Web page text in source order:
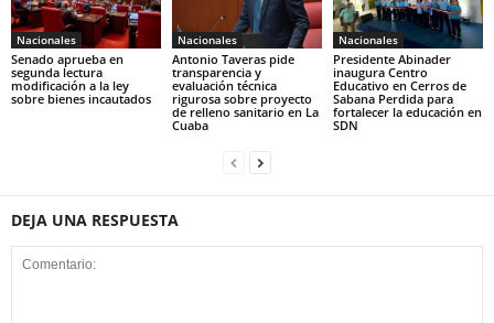
Nacionales
Senado aprueba en
segunda lectura
modificación a la ley
sobre bienes incautados
Nacionales
Antonio Taveras pide
transparencia y
evaluación técnica
rigurosa sobre proyecto
de relleno sanitario en La
Cuaba
Nacionales
Presidente Abinader
inaugura Centro
Educativo en Cerros de
Sabana Perdida para
fortalecer la educación en
SDN
DEJA UNA RESPUESTA